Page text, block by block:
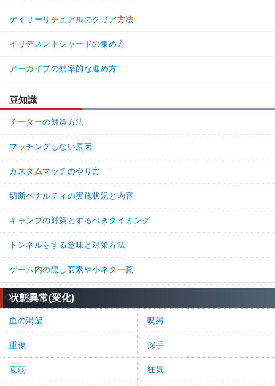
デイリーリチュアルのクリア方法
イリデスントシャードの集め方
アーカイブの効率的な進め方
豆知識
チーターの対策方法
マッチングしない原因
カスタムマッチのやり方
切断ペナルティの実施状況と内容
キャンプの対策とするべきタイミング
トンネルをする意味と対策方法
ゲーム内の隠し要素や小ネタ一覧
状態異常(変化)
血の渇望 呪縛
重傷 深手
衰弱 狂気